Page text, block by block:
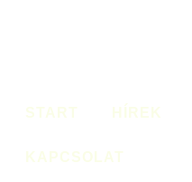
START HÍREK
KAPCSOLAT